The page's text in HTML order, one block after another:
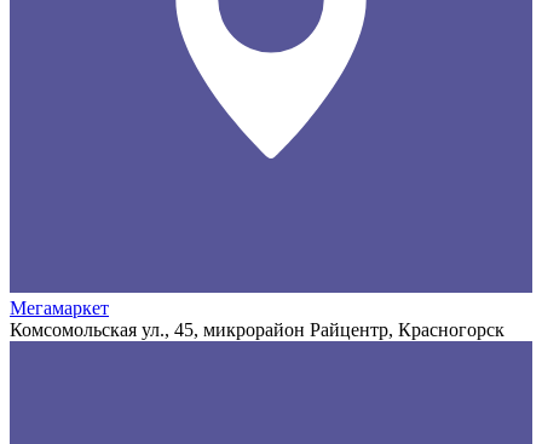
Мегамаркет
Комсомольская ул., 45, микрорайон Райцентр, Красногорск